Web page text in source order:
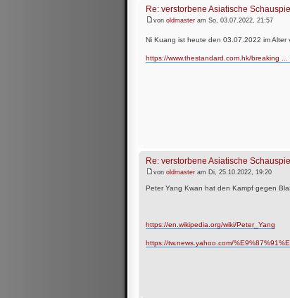
Re: verstorbene Asiatische
von oldmaster am So, 03.07.2022, 21:57
Ni Kuang ist heute den 03.07.2022 im
https://www.thestandard.com.hk/breaking ...
Re: verstorbene Asiatische
von oldmaster am Di, 25.10.2022, 19:20
Peter Yang Kwan hat den Kampf gegen
https://en.wikipedia.org/wiki/Peter_Yang
https://tw.news.yahoo.com/